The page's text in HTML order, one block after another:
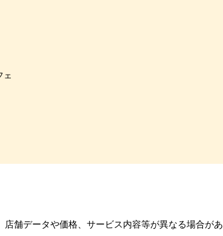
ェ
店舗データや価格、サービス内容等が異なる場合があ